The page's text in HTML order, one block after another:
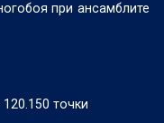
при ансамблите
120.150 точки